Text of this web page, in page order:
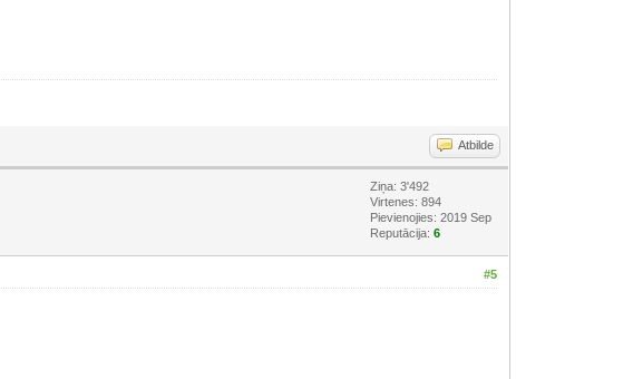
Atbilde
Ziņa: 3'492
Virtenes: 894
Pievienojies: 2019 Sep
Reputācija:6
#5